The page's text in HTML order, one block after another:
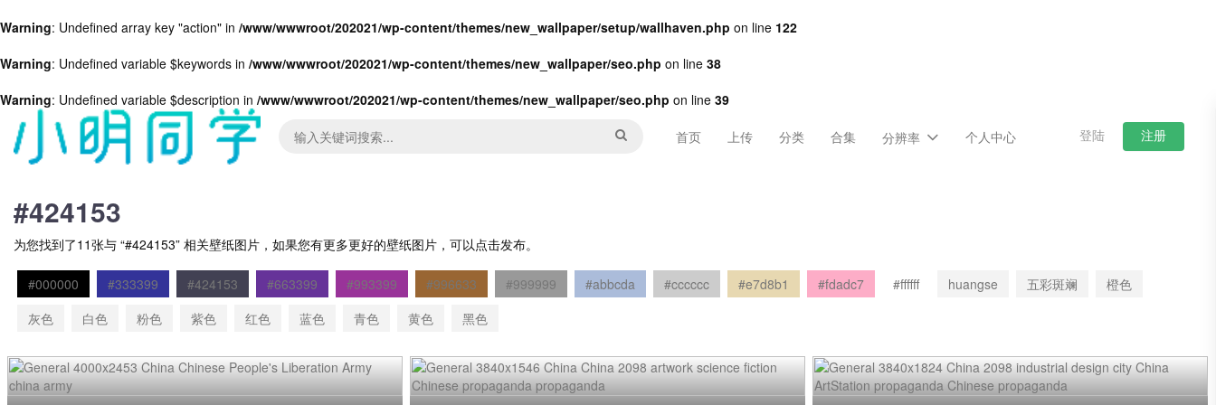
Warning: Undefined array key "action" in /www/wwwroot/202021/wp-content/themes/new_wallpaper/setup/wallhaven.php on line 122
Warning: Undefined variable $keywords in /www/wwwroot/202021/wp-content/themes/new_wallpaper/seo.php on line 38
Warning: Undefined variable $description in /www/wwwroot/202021/wp-content/themes/new_wallpaper/seo.php on line 39
首页 上传 分类 合集 分辨率 个人中心 登陆 注册
#424153
为您找到了11张与 “#424153” 相关壁纸图片，如果您有更多更好的壁纸图片，可以点击发布。
#000000 #333399 #424153 #663399 #993399 #996633 #999999 #abbcda #cccccc #e7d8b1 #fdadc7 #ffffff huangse 五彩斑斓
橙色
灰色
白色 粉色 紫色 红色 蓝色 青色 黄色 黑色